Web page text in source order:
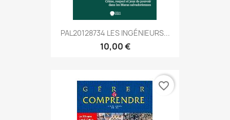
PAL20128734 LES INGÉNIEURS...
10,00 €
favorite_border